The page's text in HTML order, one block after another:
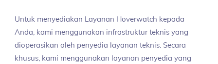
Untuk menyediakan Layanan Hoverwatch kepada
Anda, kami menggunakan infrastruktur teknis yang
dioperasikan oleh penyedia layanan teknis. Secara
khusus, kami menggunakan layanan penyedia yang